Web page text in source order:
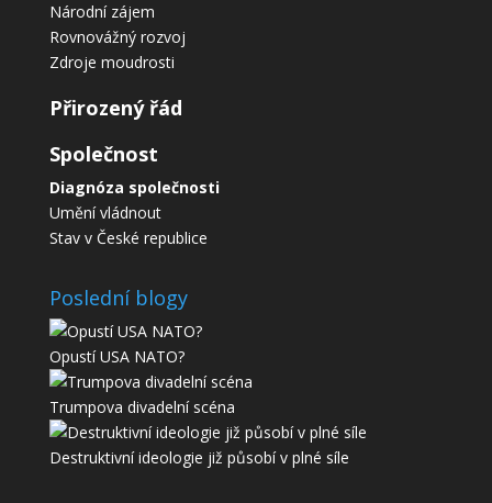
Národní zájem
Rovnovážný rozvoj
Zdroje moudrosti
Přirozený řád
Společnost
Diagnóza společnosti
Umění vládnout
Stav v České republice
Poslední blogy
Opustí USA NATO?
Trumpova divadelní scéna
Destruktivní ideologie již působí v plné síle